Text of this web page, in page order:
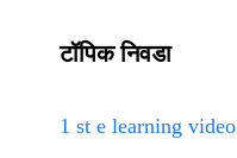
टॉपिक निवडा
1 st e learning video